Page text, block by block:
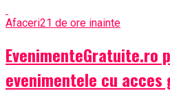
Afaceri21 de ore inainte
EvenimenteGratuite.ro
evenimentele cu